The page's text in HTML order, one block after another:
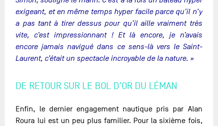
exigeant, et en même temps hyper facile parce qu’il n’y
a pas tant à tirer dessus pour qu’il aille vraiment très
vite, c’est impressionnant ! Et là encore, je n’avais
encore jamais navigué dans ce sens-là vers le Saint-
Laurent, c’était un spectacle incroyable de la nature. »
DE RETOUR SUR LE BOL D’OR DU LÉMAN
Enfin, le dernier engagement nautique pris par Alan
Roura lui est un peu plus familier. Pour la sixième fois,